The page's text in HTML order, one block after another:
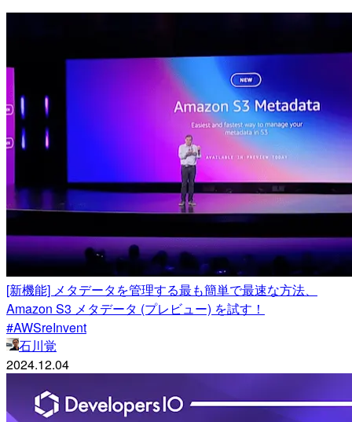
[新機能] メタデータを管理する最も簡単で最速な方法、
Amazon S3 メタデータ (プレビュー) を試す！
#AWSreInvent
石川覚
2024.12.04